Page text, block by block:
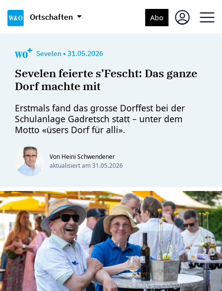
Ortschaften Abo
Sevelen • 31.05.2026
Sevelen feierte s’Fescht: Das ganze
Dorf machte mit
Erstmals fand das grosse Dorffest bei der
Schulanlage Gadretsch statt – unter dem
Motto «üsers Dorf für alli».
Von Heini Schwendener
aktualisiert am31.05.2026